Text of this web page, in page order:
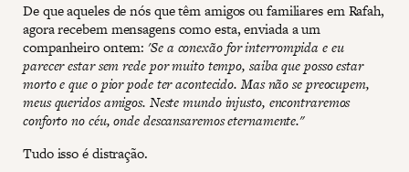
De que aqueles de nós que têm amigos ou familiares em Rafah,
agora recebem mensagens como esta, enviada a um
companheiro ontem:'Se a conexão for interrompida e eu
parecer estar sem rede por muito tempo, saiba que posso estar
morto e que o pior pode ter acontecido. Mas não se preocupem,
meus queridos amigos. Neste mundo injusto, encontraremos
conforto no céu, onde descansaremos eternamente."
Tudo isso é distração.